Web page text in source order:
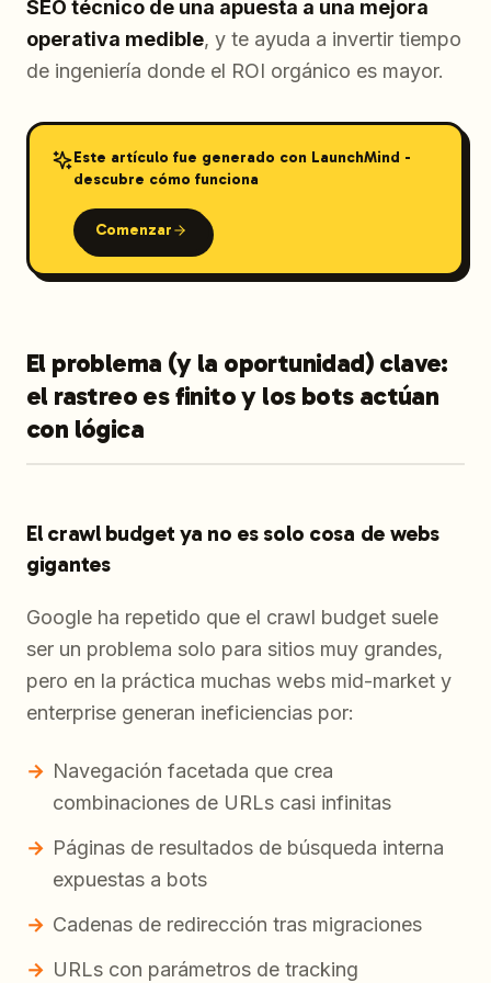
SEO técnico de una apuesta a una mejora
operativa medible, y te ayuda a invertir tiempo
de ingeniería donde el ROI orgánico es mayor.
Este artículo fue generado con LaunchMind -
descubre cómo funciona
Comenzar
El problema (y la oportunidad) clave:
el rastreo es finito y los bots actúan
con lógica
El crawl budget ya no es solo cosa de webs
gigantes
Google ha repetido que el crawl budget suele
ser un problema solo para sitios muy grandes,
pero en la práctica muchas webs mid-market y
enterprise generan ineficiencias por:
Navegación facetada que crea
combinaciones de URLs casi infinitas
Páginas de resultados de búsqueda interna
expuestas a bots
Cadenas de redirección tras migraciones
URLs con parámetros de tracking